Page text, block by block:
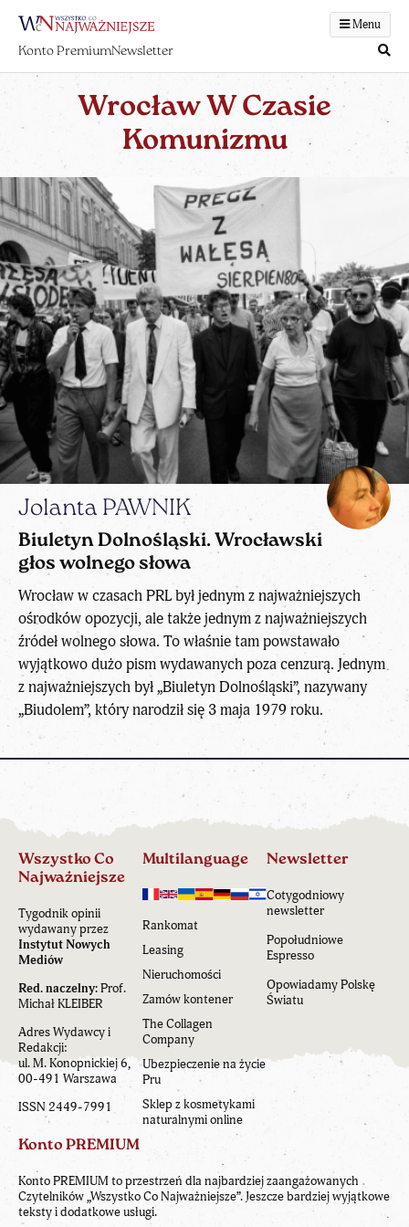
Menu
Konto PremiumNewsletter
Wrocław W Czasie
Komunizmu
Jolanta PAWNIK
Biuletyn Dolnośląski. Wrocławski
głos wolnego słowa
Wrocław w czasach PRL był jednym z najważniejszych
ośrodków opozycji, ale także jednym z najważniejszych
źródeł wolnego słowa. To właśnie tam powstawało
wyjątkowo dużo pism wydawanych poza cenzurą. Jednym
z najważniejszych był „Biuletyn Dolnośląski”, nazywany
„Biudolem”, który narodził się 3 maja 1979 roku.
Wszystko Co
Najważniejsze
Tygodnik opinii
wydawany przez
Instytut Nowych
Mediów
Red. naczelny:Prof.
Michał KLEIBER
Adres Wydawcy i
Redakcji:
ul. M. Konopnickiej 6,
00-491 Warszawa
ISSN 2449-7991
Multilanguage
Rankomat
Leasing
Nieruchomości
Zamów kontener
The Collagen
Company
Ubezpieczenie na życie
Pru
Sklep z kosmetykami
naturalnymi online
Newsletter
Cotygodniowy
newsletter
Popołudniowe
Espresso
Opowiadamy Polskę
Światu
Konto PREMIUM
Konto PREMIUM to przestrzeń dla najbardziej zaangażowanych
Czytelników „Wszystko Co Najważniejsze”. Jeszcze bardziej wyjątkowe
teksty i dodatkowe usługi.